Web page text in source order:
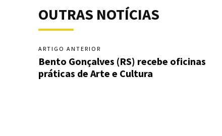
OUTRAS NOTÍCIAS
ARTIGO ANTERIOR
Bento Gonçalves (RS) recebe oficinas
práticas de Arte e Cultura